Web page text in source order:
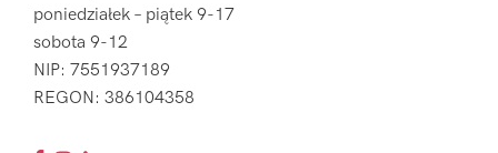
poniedziałek – piątek 9-17
sobota 9-12
NIP: 7551937189
REGON: 386104358